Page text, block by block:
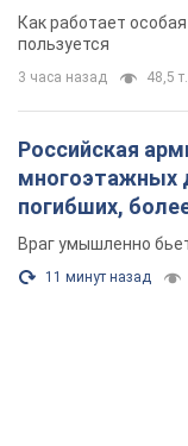
поселился
Как работает
пользуется
3 часа назад 48,5 т.
Российская
многоэтажных
погибших,
Враг умышленно
11 минут назад